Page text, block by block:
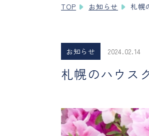
TOP お知らせ 札幌
お知らせ 2024.02.14
札幌のハウス